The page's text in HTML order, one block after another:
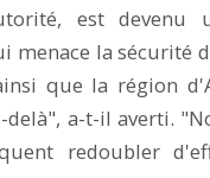
est devenu
menace la sécurité
que la région
delà", a-t-il averti.
redoubler